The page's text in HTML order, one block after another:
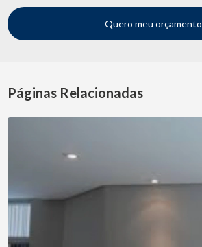
Quero meu orçamento
Páginas Relacionadas